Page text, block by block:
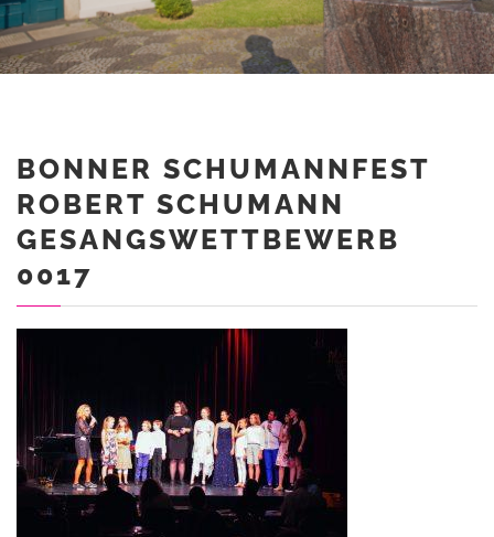
BONNER SCHUMANNFEST
ROBERT SCHUMANN
GESANGSWETTBEWERB
0017